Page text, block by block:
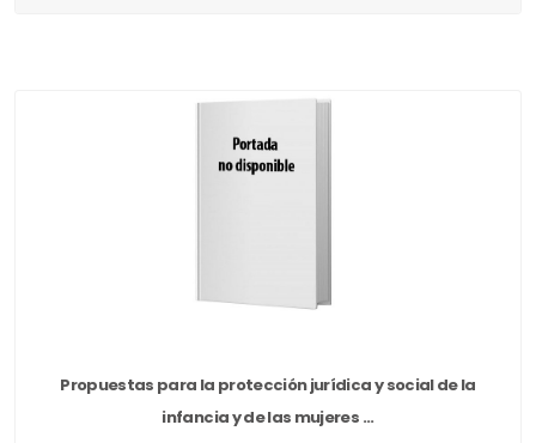
Propuestas para la protección jurídica y social de la
infancia y de las mujeres ...